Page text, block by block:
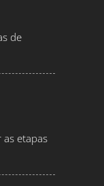
de
as etapas